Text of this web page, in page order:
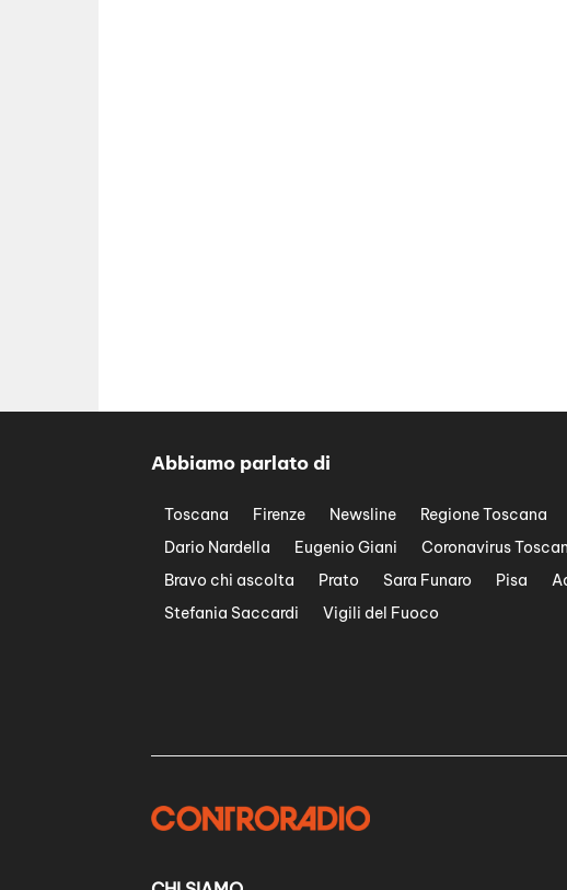
Abbiamo parlato di
Toscana Firenze Newsline Regione Toscana
Dario Nardella
Eugenio Giani Coronavirus
Bravo chi ascolta
Prato Sara Funaro Pisa
Stefania Saccardi
Vigili del Fuoco